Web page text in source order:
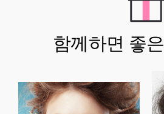
함께하면 좋은